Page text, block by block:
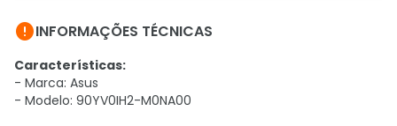
INFORMAÇÕES TÉCNICAS
Características:
- Marca: Asus
- Modelo: 90YV0IH2-M0NA00